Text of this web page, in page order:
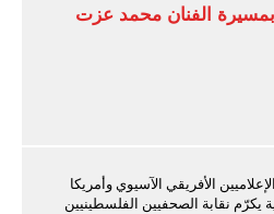
الفنان محمد عزت
الإعلاميين الأفريقي الآسيوي وأمريكا
يكرّم نقابة الصحفيين الفلسطينيين